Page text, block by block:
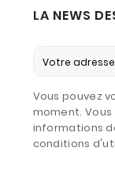
LA NEWS
Vous pouvez
moment.
informations
conditions